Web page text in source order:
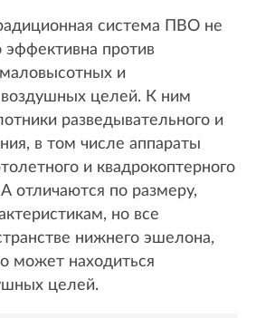
система ПВО не
эффективна против
и
целей. К ним
разведывательного и
в том числе аппараты
и квадрокоптерного
отличаются по размеру,
но все
нижнего эшелона,
может находиться
целей.